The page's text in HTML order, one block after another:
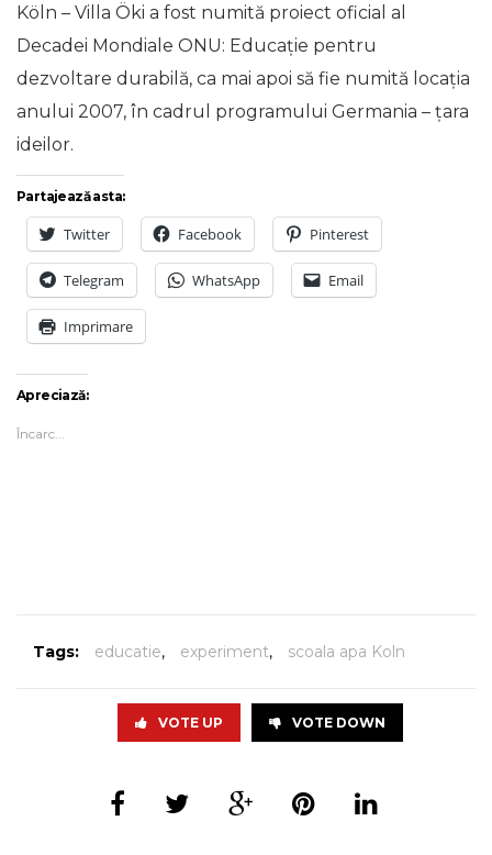
Köln – Villa Öki a fost numită proiect oficial al
Decadei Mondiale ONU: Educație pentru
dezvoltare durabilă, ca mai apoi să fie numită locația
anului 2007, în cadrul programului Germania – țara
ideilor.
Partajează asta:
Twitter Facebook Pinterest
Telegram WhatsApp Email
Imprimare
Apreciază:
Încarc...
Tags: educatie, experiment, scoala apa Koln
VOTE UP VOTE DOWN